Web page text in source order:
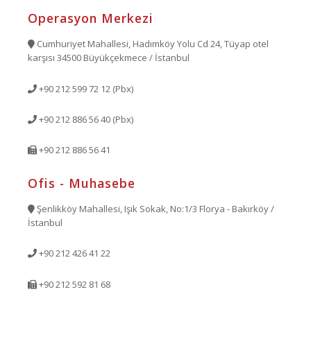
Operasyon Merkezi
Cumhuriyet Mahallesi, Hadımköy Yolu Cd 24, Tüyap otel
karşısı 34500 Büyükçekmece / İstanbul
+90 212 599 72 12 (Pbx)
+90 212 886 56 40 (Pbx)
+90 212 886 56 41
Ofis - Muhasebe
Şenlikköy Mahallesi, Işık Sokak, No:1/3 Florya - Bakırköy /
İstanbul
+90 212 426 41 22
+90 212 592 81 68